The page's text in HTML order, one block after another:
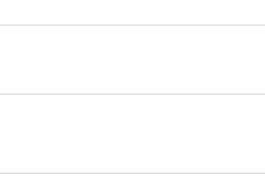
ai Mondiali
vicarese che si allena a